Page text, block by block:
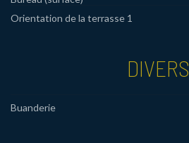
Orientation de la terrasse 1
DIVERS
Buanderie